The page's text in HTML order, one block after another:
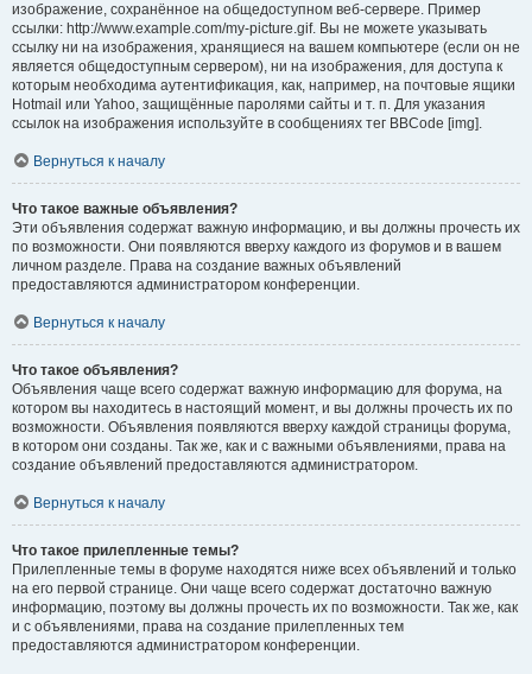
изображение, сохранённое на общедоступном веб-сервере. Пример
ссылки: http://www.example.com/my-picture.gif. Вы не можете указывать
ссылку ни на изображения, хранящиеся на вашем компьютере (если он не
является общедоступным сервером), ни на изображения, для доступа к
которым необходима аутентификация, как, например, на почтовые ящики
Hotmail или Yahoo, защищённые паролями сайты и т. п. Для указания
ссылок на изображения используйте в сообщениях тег BBCode [img].
Вернуться к началу
Что такое важные объявления?
Эти объявления содержат важную информацию, и вы должны прочесть их
по возможности. Они появляются вверху каждого из форумов и в вашем
личном разделе. Права на создание важных объявлений
предоставляются администратором конференции.
Вернуться к началу
Что такое объявления?
Объявления чаще всего содержат важную информацию для форума, на
котором вы находитесь в настоящий момент, и вы должны прочесть их по
возможности. Объявления появляются вверху каждой страницы форума,
в котором они созданы. Так же, как и с важными объявлениями, права на
создание объявлений предоставляются администратором.
Вернуться к началу
Что такое прилепленные темы?
Прилепленные темы в форуме находятся ниже всех объявлений и только
на его первой странице. Они чаще всего содержат достаточно важную
информацию, поэтому вы должны прочесть их по возможности. Так же, как
и с объявлениями, права на создание прилепленных тем
предоставляются администратором конференции.